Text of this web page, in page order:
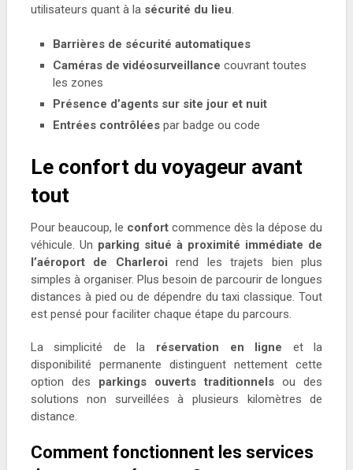
utilisateurs quant à la sécurité du lieu
Barrières de sécurité automatiques
Caméras de vidéosurveillance couvrant toutes
les zones
Présence d’agents sur site jour et nuit
Entrées contrôlées par badge ou code
Le confort du voyageur avant
tout
Pour beaucoup, le confortcommence dès la dépose du
véhicule. Un parking situé à proximité immédiate de
l’aéroport de Charleroi rend les trajets bien plus
simples à organiser. Plus besoin de parcourir de longues
distances à pied ou de dépendre du taxi classique. Tout
est pensé pour faciliter chaque étape du parcours.
La simplicité de la réservation en ligne et la
disponibilité permanente distinguent nettement cette
option des parkings ouverts traditionnels ou des
solutions non surveillées à plusieurs kilomètres de
distance.
Comment fonctionnent les services